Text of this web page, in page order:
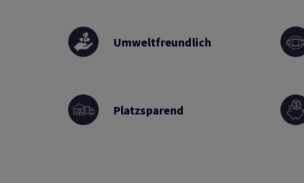
Umweltfreundlich
Platzsparend